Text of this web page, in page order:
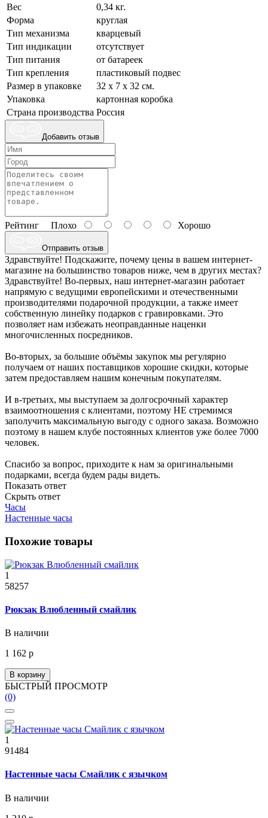
Вес
0,34 кг.
Форма
круглая
Тип механизма
кварцевый
Тип индикации
отсутствует
Тип питания
от батареек
Тип крепления
пластиковый подвес
Размер в упаковке
32 х 7 х 32 см.
Упаковка
картонная коробка
Страна производства Россия
Добавить отзыв
Рейтинг Плохо Хорошо
Отправить отзыв
Здравствуйте! Подскажите, почему цены в вашем интернет-
магазине на большинство товаров ниже, чем в других местах?
Здравствуйте! Во-первых, наш интернет-магазин работает
напрямую с ведущими европейскими и отечественными
производителями подарочной продукции, а также имеет
собственную линейку подарков с гравировками. Это
позволяет нам избежать неоправданные наценки
многочисленных посредников.
Во-вторых, за большие объёмы закупок мы регулярно
получаем от наших поставщиков хорошие скидки, которые
затем предоставляем нашим конечным покупателям.
И в-третьих, мы выступаем за долгосрочный характер
взаимоотношения с клиентами, поэтому НЕ стремимся
заполучить максимальную выгоду с одного заказа. Возможно
поэтому в нашем клубе постоянных клиентов уже более 7000
человек.
Спасибо за вопрос, приходите к нам за оригинальными
подарками, всегда будем рады видеть.
Показать ответ
Скрыть ответ
Часы
Настенные часы
Похожие товары
1
58257
Рюкзак Влюбленный смайлик
В наличии
1 162 р
В корзину
БЫСТРЫЙ ПРОСМОТР
(0)
1
91484
Настенные часы Смайлик с язычком
В наличии